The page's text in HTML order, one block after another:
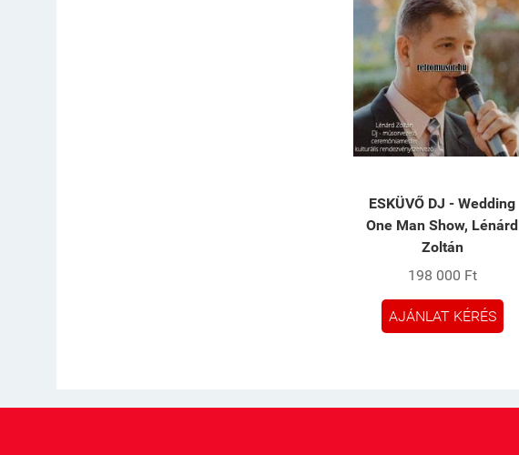
ESKÜVŐ DJ - Wedding
One Man Show, Lénárd
Zoltán
198 000 Ft
AJÁNLAT KÉRÉS